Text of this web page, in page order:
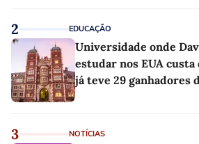
2 EDUCAÇÃO
Universidade onde
estudar nos EUA custa
já teve 29 ganhadores
3 NOTÍCIAS